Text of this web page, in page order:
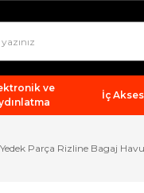
ve
İç
Parça Rizline Bagaj